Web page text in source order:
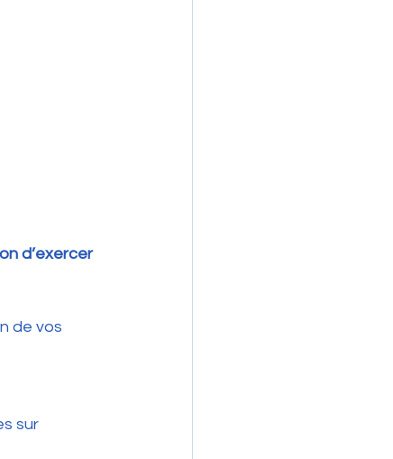
d’exercer
de vos
sur